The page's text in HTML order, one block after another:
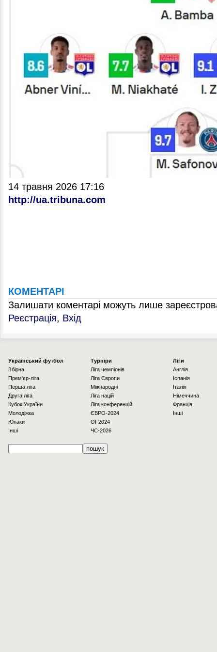
14 травня 2026 17:16
http://ua.tribuna.com
КОМЕНТАРІ
Залишати коментарі можуть лише
Реєстрація, Вхід
Українcький футбол
Збірна
Прем'єр-ліга
Перша ліга
Друга ліга
Кубок України
Молодіжка
Юнаки
Інші
Турніри
Ліга чемпіонів
Ліга Європи
Міжнародні
Ліга націй
Ліга конференцій
ЄВРО-2024
OI-2024
ЧС-2026
Ліги
Англія
Іспанія
Італія
Німеччина
Франція
Інші